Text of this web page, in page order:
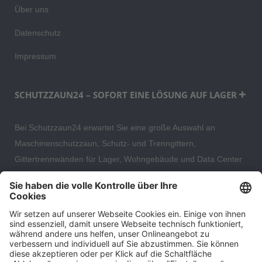
Über uns
Datenschutz
Impressum
SCHUTZZAUN24 – SOFORT EINE LÖSUNG AUF LAGER
Bei Schutzzaun24 erwartet Sie eine große Auswahl an
Maschinenschutzzaun, Schutz- und Trenngittern,
Gittertrennwänden für Lager, Wohngebäude und Data Center
hochwertige Gartenzäune und Zaunsysteme für die sichere
öffentlichen Grundstücken. Darüber hinaus finden Sie bei uns
Produkte der Betriebsausstattung, wie Absperrtechnik,
Transportgeräte, Verkehrssicherung sowie Bau- und